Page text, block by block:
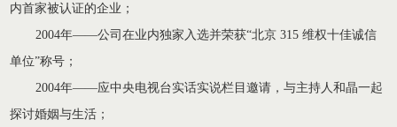
内首家被认证的企业；
2004年——公司在业内独家入选并荣获“北京 315 维权十佳诚信
单位”称号；
2004年——应中央电视台实话实说栏目邀请，与主持人和晶一起
探讨婚姻与生活；